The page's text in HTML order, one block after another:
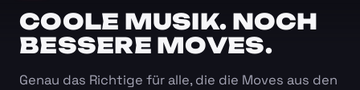
COOLE MUSIK. NOCH
BESSERE MOVES.
Genau das Richtige für alle, die die Moves aus den